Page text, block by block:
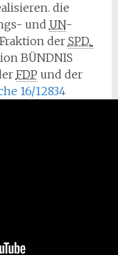
die
und UN-
der
BÜNDNIS
FDP und der
16/12834